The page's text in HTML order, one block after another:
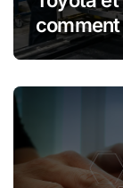
réduit les